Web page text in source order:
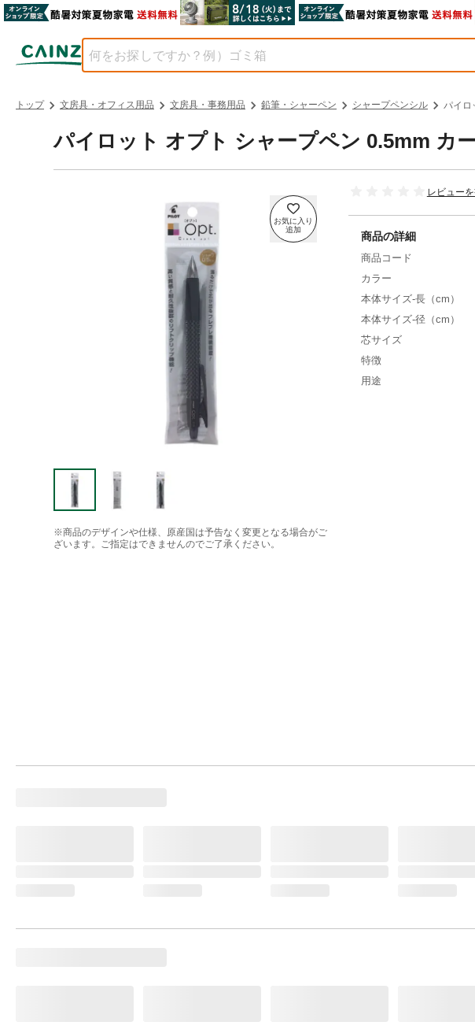
トップ 文房具・オフィス用品 文房具・事務用品 鉛筆・シャーペン シャープペンシル パイロ
パイロット オプト シャープペン 0.5mm カ
※商品のデザインや仕様、原産国は予告なく変更となる場合がご
ざいます。ご指定はできませんのでご了承ください。
レビューを
商品の詳細
商品コード
カラー
本体サイズ-長（cm）
本体サイズ-径（cm）
芯サイズ
特徴
用途